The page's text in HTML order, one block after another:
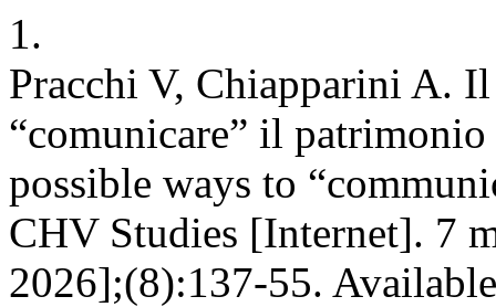
1.
Pracchi V, Chiapparini A.
“comunicare” il
possible ways to
CHV Studies [Internet]. 7
2026];(8):137-55.